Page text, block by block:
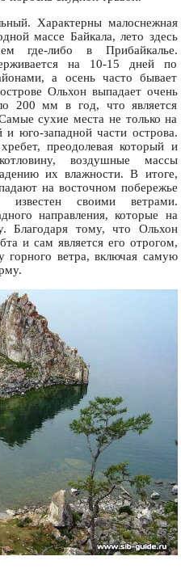
Характерны малоснежная
массе Байкала, лето здесь
где-либо в Прибайкалье.
на 10-15 дней по
а осень часто бывает
Ольхон выпадает очень
200 мм в год, что является
сухие места не только на
юго-западной части острова.
преодолевая который и
воздушные массы
их влажности. В итоге,
на восточном побережье
своими ветрами.
направления, которые на
Благодаря тому, что Ольхон
и сам является его отрогом,
горного ветра, включая самую